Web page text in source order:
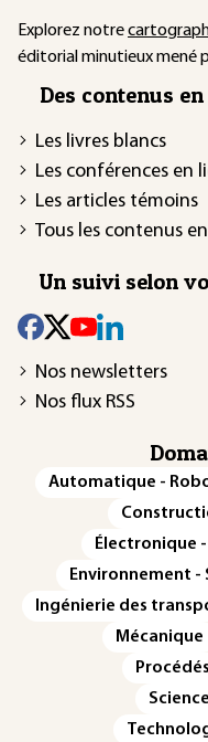
Explorez notre
éditorial minutieux mené
Des contenus
Les livres blancs
Les conférences en
Les articles témoins
Tous les contenus
Un suivi selon
Nos newsletters
Nos flux RSS
Automatique -
Électronique
Environnement -
Ingénierie des
Mécanique